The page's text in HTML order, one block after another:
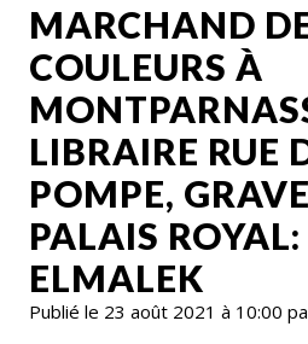
MARCHAND
COULEURS À
LIBRAIRE RUE
POMPE,
PALAIS
ELMALEK
Publié le 23 août 2021 à 10:00